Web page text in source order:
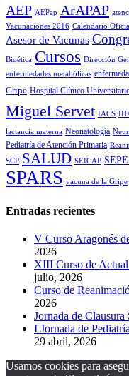
AEP AEPap ArAPAP
Vacunaciones 2016 Calendario
Asesor de Vacunas
Bioética Cursos Dirección
enfermedades metabólicas
Gripe Hospital Clínico
Miguel Servet IACS
lactancia materna Neonatología
Pediatría de Atención Primaria
SCP SALUD SEICAP
SPARS vacuna de la Gripe
Entradas recientes
V Curso Aragonés
2026
XIII Curso de
julio, 2026
Curso de
2026
Jornada de
I Jornada de
29 abril, 2026
Usamos cookies para